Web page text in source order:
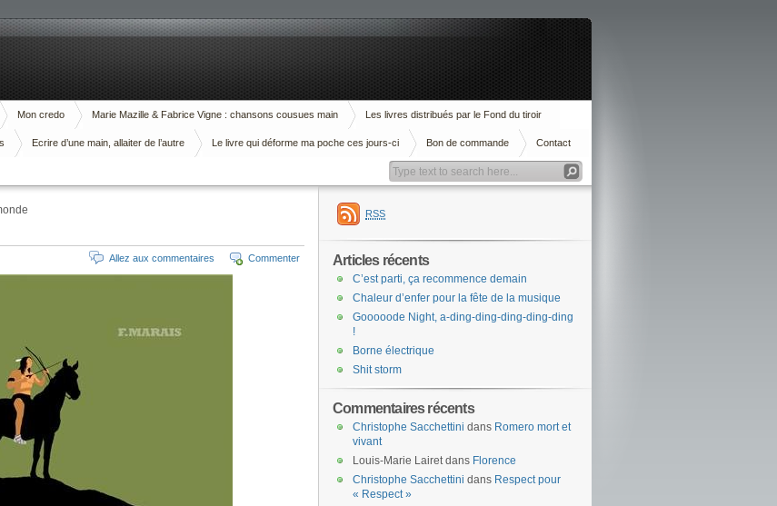
Mon credo Marie Mazille & Fabrice Vigne : chansons cousues main Les livres distribués par le Fond du tiroir
Ecrire d’une main, allaiter de l’autre Le livre qui déforme ma poche ces jours-ci Bon de commande Contact
Commenter
Allez aux commentaires
RSS
Articles récents
C’est parti, ça recommence demain
Chaleur d’enfer pour la fête de la musique
Gooooode Night, a-ding-ding-ding-ding-ding
!
Borne électrique
Shit storm
Commentaires récents
Christophe Sacchettini dans Romero mort et
vivant
Louis-Marie Lairetdans Florence
Christophe Sacchettini dans Respect pour
« Respect »